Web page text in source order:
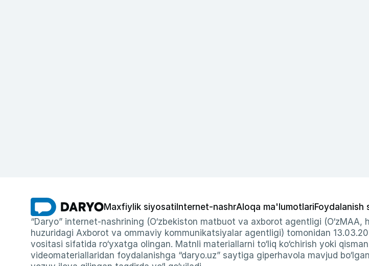
Maxfiylik siyosati Internet-nashrAloqa ma'lumotlariFoydalanish
“Daryo” internet-nashrining (O‘zbekiston matbuot va axborot agentligi
huzuridagi Axborot va ommaviy kommunikatsiyalar agentligi) tomonidan
vositasi sifatida ro‘yxatga olingan. Matnli materiallarni to‘liq ko‘chirish yoki
videomateriallaridan foydalanishga “daryo.uz” saytiga giperhavola mavjud